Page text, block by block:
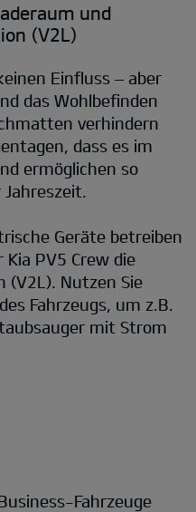
und
(V2L)
Einfluss – aber
das Wohlbefinden
verhindern
dass es im
ermöglichen so
Geräte betreiben
PV5 Crew die
Nutzen Sie
Fahrzeugs, um z.B.
mit Strom
Fahrzeuge